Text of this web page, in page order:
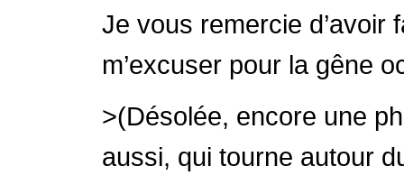
Je vous remercie d’avoir
m’excuser pour la gêne
>(Désolée, encore une
aussi, qui tourne autour